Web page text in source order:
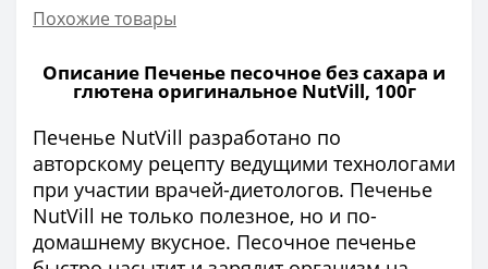
Похожие товары
Описание Печенье песочное без сахара и
глютена оригинальное NutVill, 100г
Печенье NutVill разработано по
авторскому рецепту ведущими технологами
при участии врачей-диетологов. Печенье
NutVill не только полезное, но и по-
домашнему вкусное. Песочное печенье